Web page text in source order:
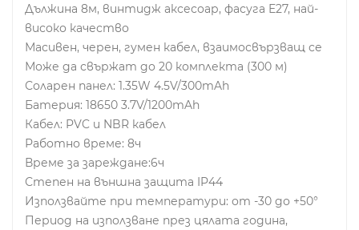
Дължина 8м, винтидж аксесоар, фасуга E27, най-
високо качество
Масивен, черен, гумен кабел, взаимосвързващ се
Може да свържат до 20 комплекта (300 м)
Соларен панел: 1.35W 4.5V/300mAh
Батерия: 18650 3.7V/1200mAh
Кабел: PVC и NBR кабел
Работно време: 8ч
Време за зареждане:6ч
Степен на външна защита IP44
Използвайте при температури: от -30 до +50°
Период на използване през цялата година,